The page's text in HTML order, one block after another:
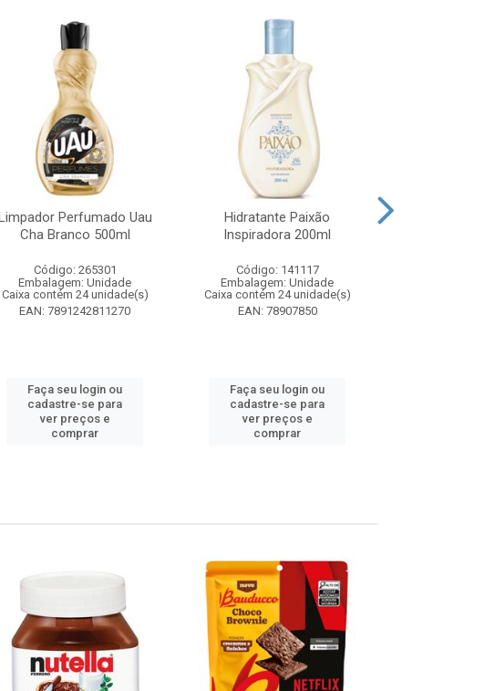
Perfumado Uau
Cha Branco 500ml
Código: 265301
Embalagem: Unidade
Caixa contém 24 unidade(s)
EAN: 7891242811270
Faça seu login ou
cadastre-se para
ver preços e
comprar
Hidratante Paixão
Inspiradora 200ml
Código: 141117
Embalagem: Unidade
Caixa contém 24 unidade(s)
EAN: 78907850
Faça seu login ou
cadastre-se para
ver preços e
comprar